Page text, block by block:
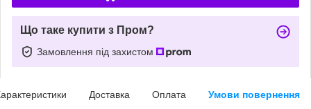
Що таке купити з Пром?
Замовлення під захистом
Доставка Оплата Умови повернення